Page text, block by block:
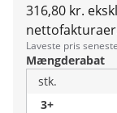
316,80 kr.
Laveste pris
Mængderabat
stk.
3+